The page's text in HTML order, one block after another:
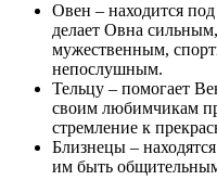
Овен – находится
делает Овна
мужественным,
непослушным.
Тельцу – помогает
своим любимчикам
стремление к
Близнецы –
им быть